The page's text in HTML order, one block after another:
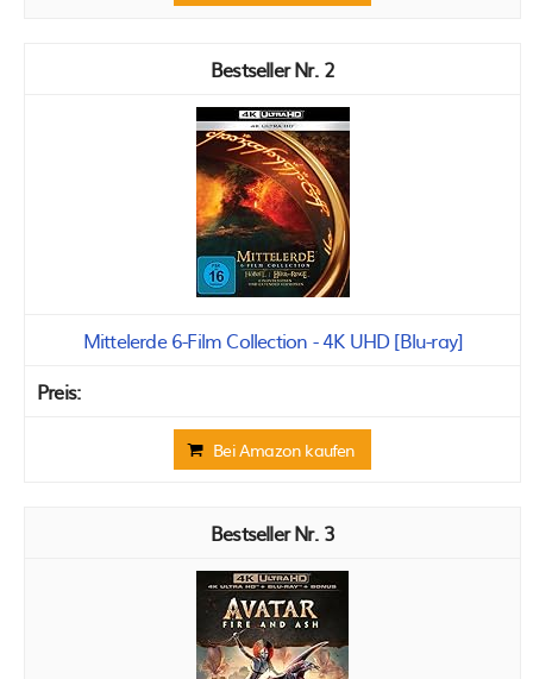
2
Mittelerde 6-Film Collection - 4K UHD [Blu-ray]
Bei Amazon kaufen
3